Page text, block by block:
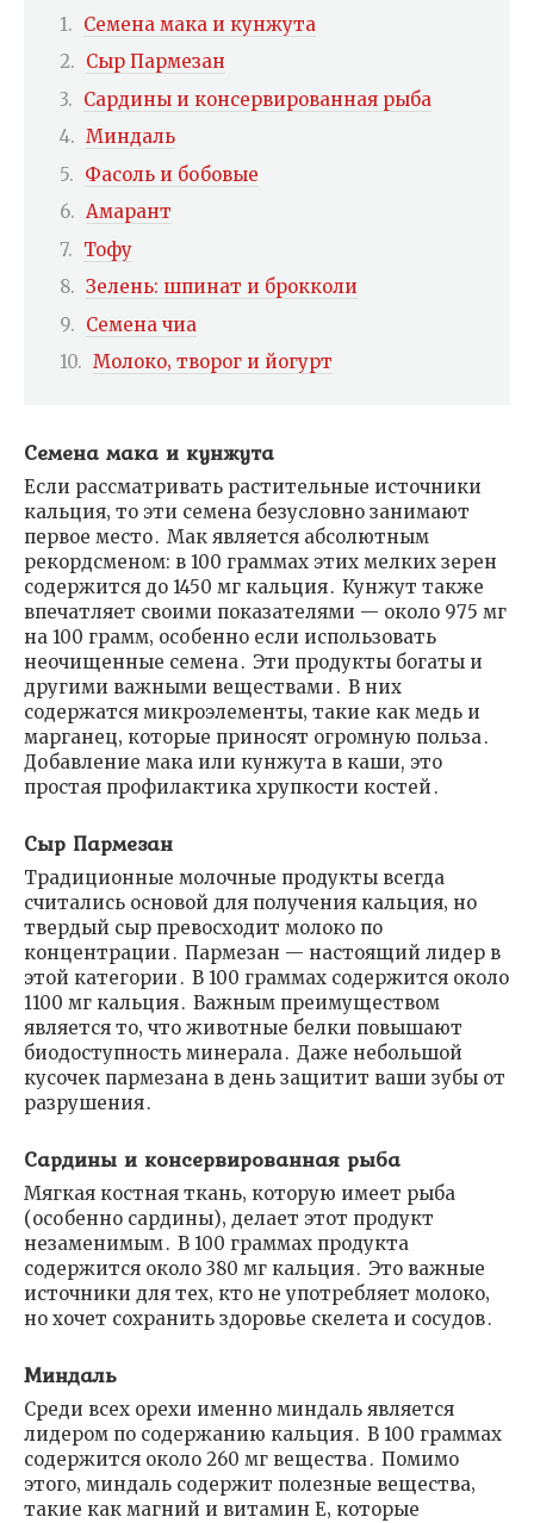
Семена мака и кунжута
Сыр Пармезан
Сардины и консервированная рыба
Миндаль
Фасоль и бобовые
Амарант
Тофу
Зелень: шпинат и брокколи
Семена чиа
Молоко‚ творог и йогурт
Семена мака и кунжута
Если рассматривать растительные источники
кальция‚ то эти семена безусловно занимают
первое место․ Мак является абсолютным
рекордсменом: в 100 граммах этих мелких зерен
содержится до 1450 мг кальция․ Кунжут также
впечатляет своими показателями — около 975 мг
на 100 грамм‚ особенно если использовать
неочищенные семена․ Эти продукты богаты и
другими важными веществами․ В них
содержатся микроэлементы‚ такие как медь и
марганец‚ которые приносят огромную польза․
Добавление мака или кунжута в каши, это
простая профилактика хрупкости костей․
Сыр Пармезан
Традиционные молочные продукты всегда
считались основой для получения кальция‚ но
твердый сыр превосходит молоко по
концентрации․ Пармезан — настоящий лидер в
этой категории․ В 100 граммах содержится около
1100 мг кальция․ Важным преимуществом
является то‚ что животные белки повышают
биодоступность минерала․ Даже небольшой
кусочек пармезана в день защитит ваши зубы от
разрушения․
Сардины и консервированная рыба
Мягкая костная ткань‚ которую имеет рыба
(особенно сардины)‚ делает этот продукт
незаменимым․ В 100 граммах продукта
содержится около 380 мг кальция․ Это важные
источники для тех‚ кто не употребляет молоко‚
но хочет сохранить здоровье скелета и сосудов․
Миндаль
Среди всех орехи именно миндаль является
лидером по содержанию кальция․ В 100 граммах
содержится около 260 мг вещества․ Помимо
этого‚ миндаль содержит полезные вещества‚
такие как магний и витамин Е‚ которые